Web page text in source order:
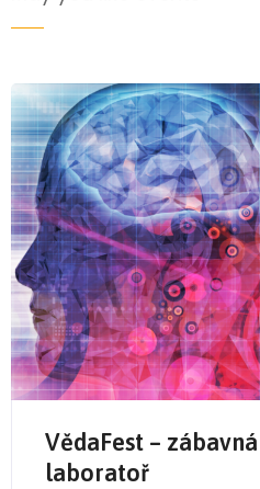
VědaFest –
laboratoř